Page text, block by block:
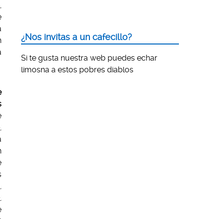
¿Nos invitas a un cafecillo?
Si te gusta nuestra web puedes echar
limosna a estos pobres diablos